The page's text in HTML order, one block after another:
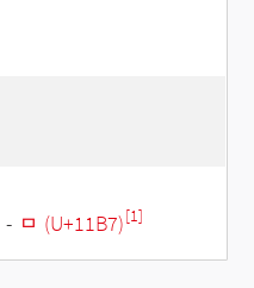
- ᆷ (U+11B7)[1]